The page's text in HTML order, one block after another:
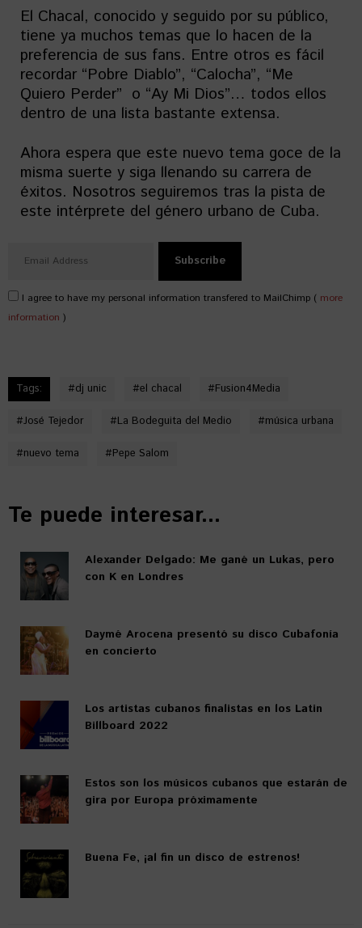
El Chacal, conocido y seguido por su público,
tiene ya muchos temas que lo hacen de la
preferencia de sus fans. Entre otros es fácil
recordar “Pobre Diablo”, “Calocha”, “Me
Quiero Perder” o “Ay Mi Dios”… todos ellos
dentro de una lista bastante extensa.
Ahora espera que este nuevo tema goce de la
misma suerte y siga llenando su carrera de
éxitos. Nosotros seguiremos tras la pista de
este intérprete del género urbano de Cuba.
I agree to have my personal information transfered to MailChimp ( more
information )
Tags: #dj unic #el chacal #Fusion4Media
#José Tejedor #La Bodeguita del Medio #música urbana
#nuevo tema #Pepe Salom
Te puede interesar...
Alexander Delgado: Me gané un Lukas, pero
con K en Londres
Daymé Arocena presentó su disco Cubafonía
en concierto
Los artistas cubanos finalistas en los Latin
Billboard 2022
Estos son los músicos cubanos que estarán de
gira por Europa próximamente
Buena Fe, ¡al fin un disco de estrenos!